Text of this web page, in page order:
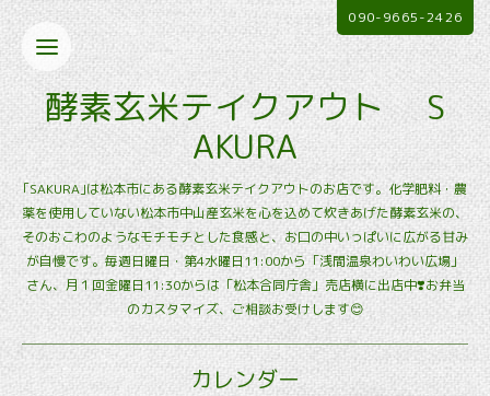
酵素玄米テイクアウト S
AKURA
｢SAKURA｣は松本市にある酵素玄米テイクアウトのお店です。化学肥料・農
薬を使用していない松本市中山産玄米を心を込めて炊きあげた酵素玄米の、
そのおこわのようなモチモチとした食感と、お口の中いっぱいに広がる甘み
が自慢です。毎週日曜日・第4水曜日11:00から「浅間温泉わいわい広場」
さん、月１回金曜日11:30からは「松本合同庁舎」売店横に出店中❣️お弁当
のカスタマイズ、ご相談お受けします😊
090-9665-2426
カレンダー